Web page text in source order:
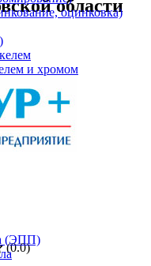
оцинковка)
и хромом
(ЭПП)
области
(0.0)